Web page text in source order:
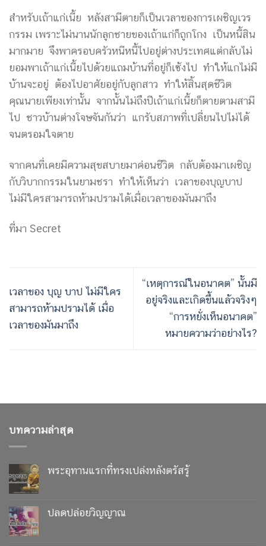
สำหรับเถ้าแก่เนี้ย หลังสามีตายก็เป็นเวลาของการเผชิญเวร
กรรม เพราะไม่นานนักลูกชายของเถ้าแก่ก็ถูกโกง เป็นหนี้สิน
มากมาย จึงพาครอบครัวหนีหนี้ไปอยู่ต่างประเทศแต่กลับไม่
ยอมพาเถ้าแก่เนี้ยไปด้วยแถมบ้านที่อยู่ก็เซ้งไป ทำให้แกไม่มี
บ้านจะอยู่ ต้องไปอาศัยอยู่กับลูกสาว ทำให้สิ้นสุดชีวิต
คุณนายเพียงเท่านั้น จากนั้นไม่ถึงปีเถ้าแก่เนี้ยก็ตายตามสามี
ไป ชาวบ้านต่างโจษจันกันว่า แกรับสภาพที่เปลี่ยนไปไม่ได้
จนตรอมใจตาย
จากคนที่เคยมีความสุขสบายมาค่อนชีวิต กลับต้องมาเผชิญ
กับวิบากกรรมในยามชรา ทำให้เห็นว่า เวลาของบุญบาป
ไม่มีใครสามารถห้ามปรามได้เมื่อเวลาของมันมาถึง
ที่มา Secret
เวลาของ บุญ บาป ไม่มีใคร
สามารถห้ามปรามได้ เมื่อ
เวลาของมันมาถึง
“เหตุการณ์ในอนาคต” นั้นมี
อยู่จริงและเกิดขึ้นแล้วจริงๆ
“การหยั่งเห็นอนาคต”
หมายความว่าอย่างไร?
บทความล่าสุด
พระอุทานแรกที่ทรงเปล่งหลังตรัสรู้
ปลดปล่อยวิญญาณ